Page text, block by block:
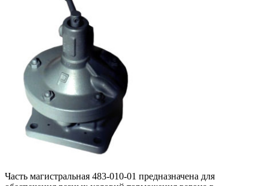
Часть магистральная 483-010-01 предназначена для